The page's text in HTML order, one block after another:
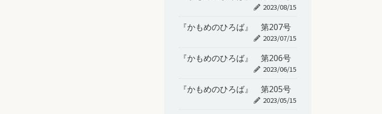
2023/08/15
『かもめのひろば』 第207号
2023/07/15
『かもめのひろば』 第206号
2023/06/15
『かもめのひろば』 第205号
2023/05/15